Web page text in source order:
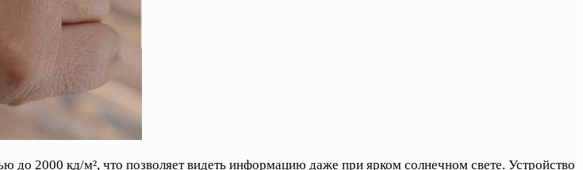
до 2000 кд/м², что позволяет видеть информацию даже при ярком солнечном свете. Устройство